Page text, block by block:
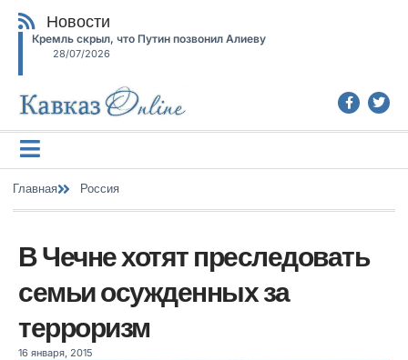
Новости
Кремль скрыл, что Путин позвонил Алиеву
28/07/2026
Главная Россия
В Чечне хотят преследовать
семьи осужденных за
терроризм
16 января, 2015